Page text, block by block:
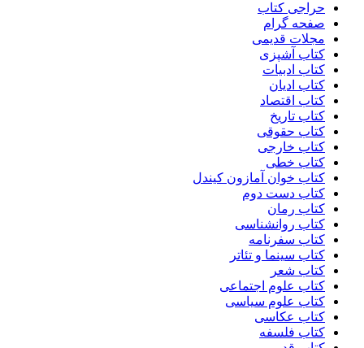
حراجی کتاب
صفحه گرام
مجلات قدیمی
کتاب آشپزی
کتاب ادبیات
کتاب ادیان
کتاب اقتصاد
کتاب تاریخ
کتاب حقوقی
کتاب خارجی
کتاب خطی
کتاب خوان آمازون کیندل
کتاب دست دوم
کتاب رمان
کتاب روانشناسی
کتاب سفرنامه
کتاب سینما و تئاتر
کتاب شعر
کتاب علوم اجتماعی
کتاب علوم سیاسی
کتاب عکاسی
کتاب فلسفه